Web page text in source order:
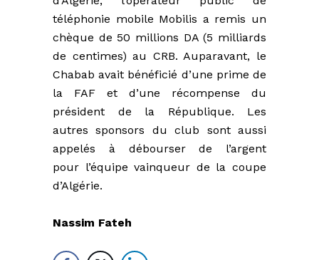
téléphonie mobile Mobilis a remis un
chèque de 50 millions DA (5 milliards
de centimes) au CRB. Auparavant, le
Chabab avait bénéficié d’une prime de
la FAF et d’une récompense du
président de la République. Les
autres sponsors du club sont aussi
appelés à débourser de l’argent
pour l’équipe vainqueur de la coupe
d’Algérie.
Nassim Fateh